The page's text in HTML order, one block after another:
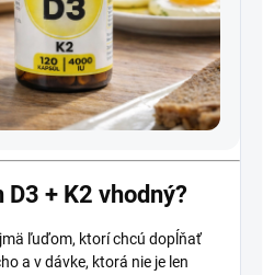
+ K2 vhodný?
ľuďom, ktorí chcú dopĺňať
a v dávke, ktorá nie je len